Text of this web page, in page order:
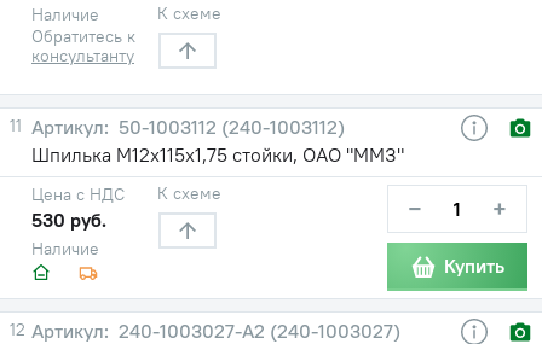
Наличие
Обратитесь к
консультанту
К схеме
11
50-1003112 (240-1003112)
Шпилька М12х115х1,75 стойки, ОАО "ММЗ"
Наличие
Цена с НДС
530 руб.
К схеме − +
Купить
12
240-1003027-A2 (240-1003027)